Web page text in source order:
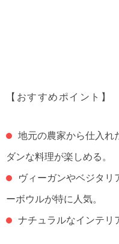
【おすすめポイント】
地元の農家から仕入れ
ダンな料理が楽しめる。
ヴィーガンやベジタ
ーボウルが特に人気。
ナチュラルなインテリ